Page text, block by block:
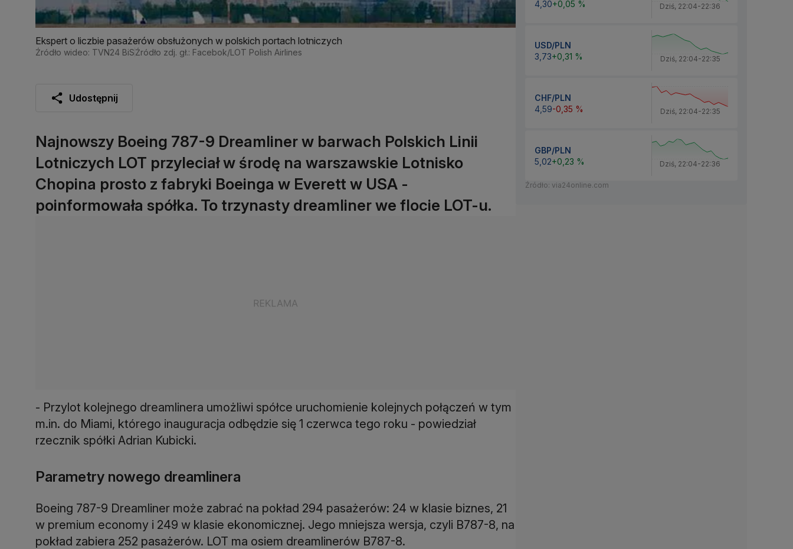
Ekspert o liczbie pasażerów obsłużonych w polskich portach lotniczych
Źródło wideo: TVN24 BiSŹródło zdj. gł.: Facebok/LOT Polish Airlines
Udostępnij
Najnowszy Boeing 787-9 Dreamliner w barwach Polskich Linii
Lotniczych LOT przyleciał w środę na warszawskie Lotnisko
Chopina prosto z fabryki Boeinga w Everett w USA -
poinformowała spółka. To trzynasty dreamliner we flocie LOT-u.
- Przylot kolejnego dreamlinera umożliwi spółce uruchomienie kolejnych połączeń w tym
m.in. do Miami, którego inauguracja odbędzie się 1 czerwca tego roku - powiedział
rzecznik spółki Adrian Kubicki.
Parametry nowego dreamlinera
Boeing 787-9 Dreamliner może zabrać na pokład 294 pasażerów: 24 w klasie biznes, 21
w premium economy i 249 w klasie ekonomicznej. Jego mniejsza wersja, czyli B787-8, na
pokład zabiera 252 pasażerów. LOT ma osiem dreamlinerów B787-8.
4,30+0,05 % Dziś, 22:04-22:36
USD/PLN
3,73+0,31 % Dziś, 22:04-22:35
CHF/PLN
4,59-0,35 % Dziś, 22:04-22:35
GBP/PLN
5,02+0,23 % Dziś, 22:04-22:36
Źródło: via24online.com